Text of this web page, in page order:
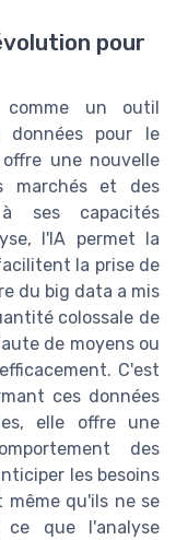
pour
comme un outil
données pour le
une nouvelle
marchés et des
ses capacités
l'IA permet la
la prise de
du big data a mis
colossale de
de moyens ou
C'est
ces données
elle offre une
des
les besoins
qu'ils ne se
ce que l'analyse